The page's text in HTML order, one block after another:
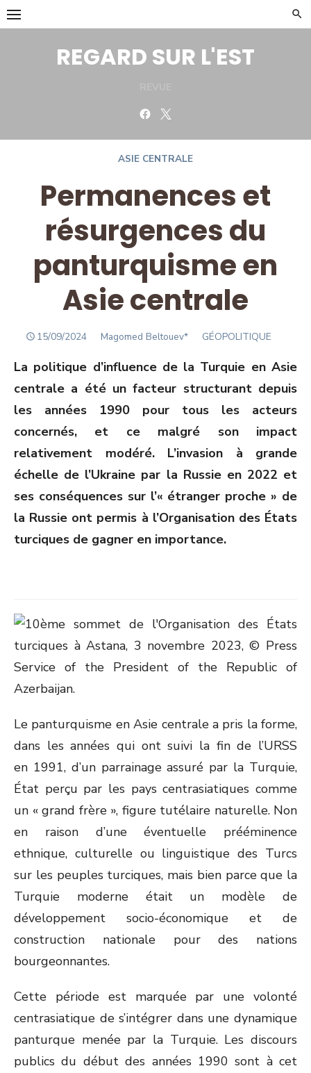
Skip
to
REGARD SUR L'EST
Facebook
ASIE CENTRALE
Permanences et
résurgences du
panturquisme en
Asie centrale
POSTED
15/09/2024 Author
Magomed Beltouev* GÉOPOLITIQUE
La politique d’influence de la Turquie en Asie
centrale a été un facteur structurant depuis
les années 1990 pour tous les acteurs
concernés, et ce malgré son impact
relativement modéré. L’invasion à grande
échelle de l’Ukraine par la Russie en 2022 et
ses conséquences sur l’« étranger proche » de
la Russie ont permis à l’Organisation des États
turciques de gagner en importance.
Le panturquisme en Asie centrale a pris la forme,
dans les années qui ont suivi la fin de l’URSS
en 1991, d’un parrainage assuré par la Turquie,
État perçu par les pays centrasiatiques comme
un « grand frère », figure tutélaire naturelle. Non
en raison d’une éventuelle prééminence
ethnique, culturelle ou linguistique des Turcs
sur les peuples turciques, mais bien parce que la
Turquie moderne était un modèle de
développement socio-économique et de
construction nationale pour des nations
bourgeonnantes.
Cette période est marquée par une volonté
centrasiatique de s’intégrer dans une dynamique
panturque menée par la Turquie. Les discours
publics du début des années 1990 sont à cet